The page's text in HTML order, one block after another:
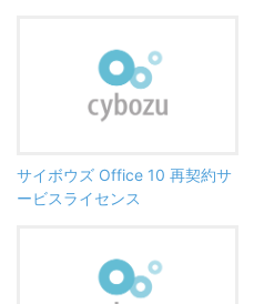
サイボウズ Office 10 再契約サ
ービスライセンス